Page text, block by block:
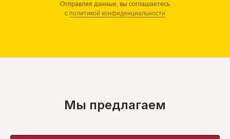
Отправляя данные, вы соглашаетесь
с политикой конфиденциальности
Мы предлагаем